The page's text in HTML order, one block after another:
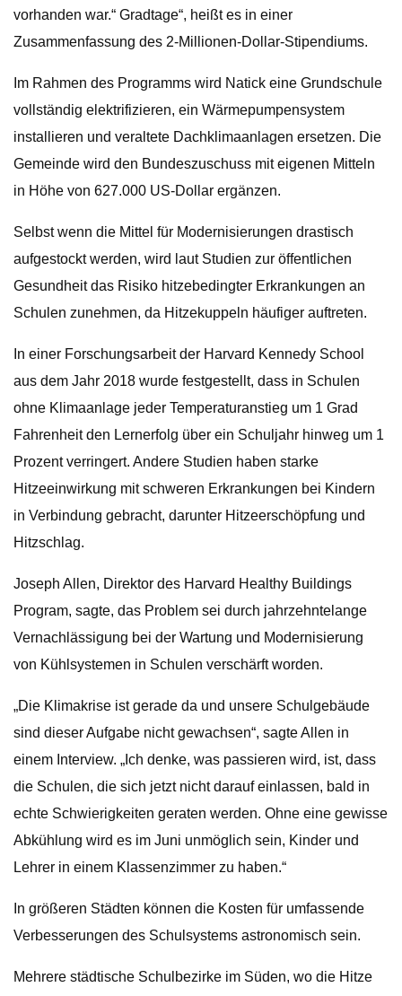
vorhanden war.“ Gradtage“, heißt es in einer
Zusammenfassung des 2-Millionen-Dollar-Stipendiums.
Im Rahmen des Programms wird Natick eine Grundschule
vollständig elektrifizieren, ein Wärmepumpensystem
installieren und veraltete Dachklimaanlagen ersetzen. Die
Gemeinde wird den Bundeszuschuss mit eigenen Mitteln
in Höhe von 627.000 US-Dollar ergänzen.
Selbst wenn die Mittel für Modernisierungen drastisch
aufgestockt werden, wird laut Studien zur öffentlichen
Gesundheit das Risiko hitzebedingter Erkrankungen an
Schulen zunehmen, da Hitzekuppeln häufiger auftreten.
In einer Forschungsarbeit der Harvard Kennedy School
aus dem Jahr 2018 wurde festgestellt, dass in Schulen
ohne Klimaanlage jeder Temperaturanstieg um 1 Grad
Fahrenheit den Lernerfolg über ein Schuljahr hinweg um 1
Prozent verringert. Andere Studien haben starke
Hitzeeinwirkung mit schweren Erkrankungen bei Kindern
in Verbindung gebracht, darunter Hitzeerschöpfung und
Hitzschlag.
Joseph Allen, Direktor des Harvard Healthy Buildings
Program, sagte, das Problem sei durch jahrzehntelange
Vernachlässigung bei der Wartung und Modernisierung
von Kühlsystemen in Schulen verschärft worden.
„Die Klimakrise ist gerade da und unsere Schulgebäude
sind dieser Aufgabe nicht gewachsen“, sagte Allen in
einem Interview. „Ich denke, was passieren wird, ist, dass
die Schulen, die sich jetzt nicht darauf einlassen, bald in
echte Schwierigkeiten geraten werden. Ohne eine gewisse
Abkühlung wird es im Juni unmöglich sein, Kinder und
Lehrer in einem Klassenzimmer zu haben.“
In größeren Städten können die Kosten für umfassende
Verbesserungen des Schulsystems astronomisch sein.
Mehrere städtische Schulbezirke im Süden, wo die Hitze